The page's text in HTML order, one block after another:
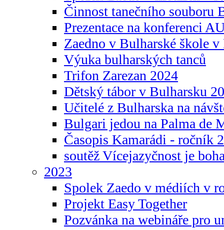
Činnost tanečního souboru
Prezentace na konferenci
Zaedno v Bulharské škole v
Výuka bulharských tanců
Trifon Zarezan 2024
Dětský tábor v Bulharsku
Učitelé z Bulharska na
Bulgari jedou na Palma de
Časopis Kamarádi - ročník
soutěž Vícejazyčnost je
2023
Spolek Zaedo v médiích v
Projekt Easy Together
Pozvánka na webináře pro